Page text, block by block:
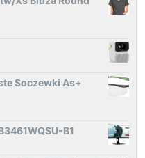
Soczewki As+
B1